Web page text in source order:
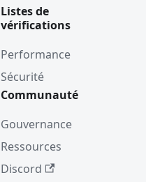
Listes de
vérifications
Performance
Sécurité
Communauté
Gouvernance
Ressources
Discord